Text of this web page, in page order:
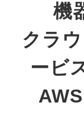
機
クラ
ービ